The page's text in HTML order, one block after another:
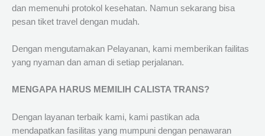
dan memenuhi protokol kesehatan. Namun sekarang bisa
pesan tiket travel dengan mudah.
Dengan mengutamakan Pelayanan, kami memberikan failitas
yang nyaman dan aman di setiap perjalanan.
MENGAPA HARUS MEMILIH CALISTA TRANS?
Dengan layanan terbaik kami, kami pastikan ada
mendapatkan fasilitas yang mumpuni dengan penawaran